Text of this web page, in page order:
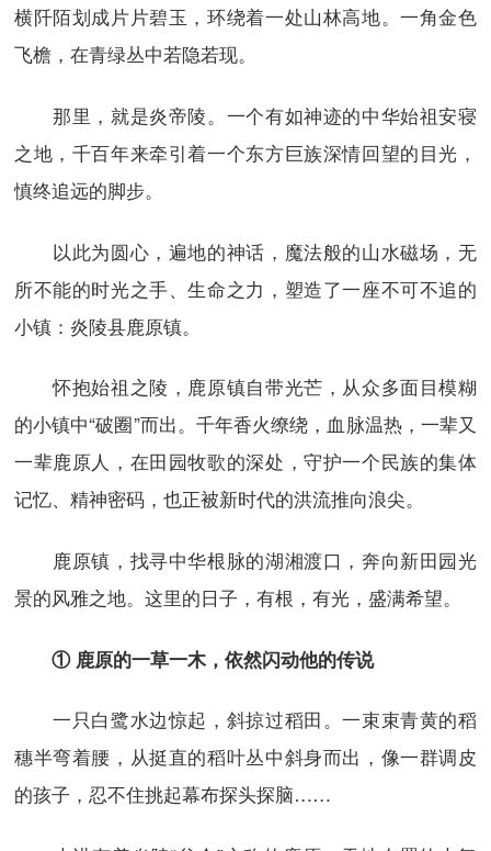
横阡陌划成片片碧玉，环绕着一处山林高地。一角金色
飞檐，在青绿丛中若隐若现。
那里，就是炎帝陵。一个有如神迹的中华始祖安寝
之地，千百年来牵引着一个东方巨族深情回望的目光，
慎终追远的脚步。
以此为圆心，遍地的神话，魔法般的山水磁场，无
所不能的时光之手、生命之力，塑造了一座不可不追的
小镇：炎陵县鹿原镇。
怀抱始祖之陵，鹿原镇自带光芒，从众多面目模糊
的小镇中“破圈”而出。千年香火缭绕，血脉温热，一辈又
一辈鹿原人，在田园牧歌的深处，守护一个民族的集体
记忆、精神密码，也正被新时代的洪流推向浪尖。
鹿原镇，找寻中华根脉的湖湘渡口，奔向新田园光
景的风雅之地。这里的日子，有根，有光，盛满希望。
① 鹿原的一草一木，依然闪动他的传说
一只白鹭水边惊起，斜掠过稻田。一束束青黄的稻
穗半弯着腰，从挺直的稻叶丛中斜身而出，像一群调皮
的孩子，忍不住挑起幕布探头探脑……